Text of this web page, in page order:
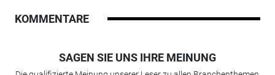
KOMMENTARE
SAGEN SIE UNS IHRE MEINUNG